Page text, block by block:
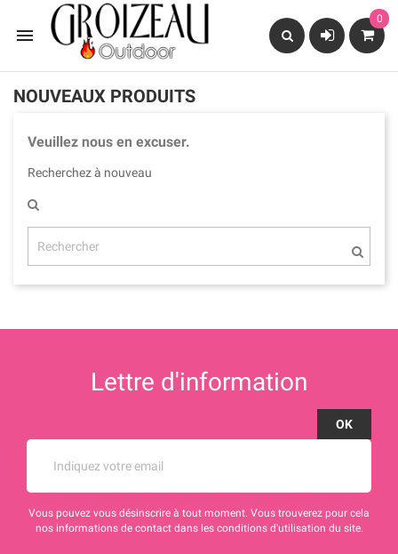

0
NOUVEAUX PRODUITS
Veuillez nous en excuser.
Recherchez à nouveau
Lettre d'information
Vous pouvez vous désinscrire à tout moment. Vous trouverez pour cela
nos informations de contact dans les conditions d'utilisation du site.